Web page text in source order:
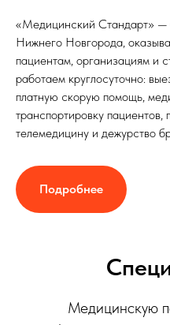
«Медицинский Стандарт» —
Нижнего Новгорода,
пациентам, организациям и
работаем круглосуточно:
платную скорую помощь,
транспортировку
телемедицину и дежурство
Подробнее
Медицинскую